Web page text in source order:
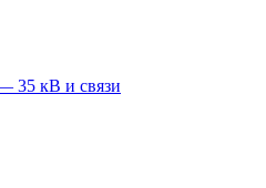
35 кВ и связи